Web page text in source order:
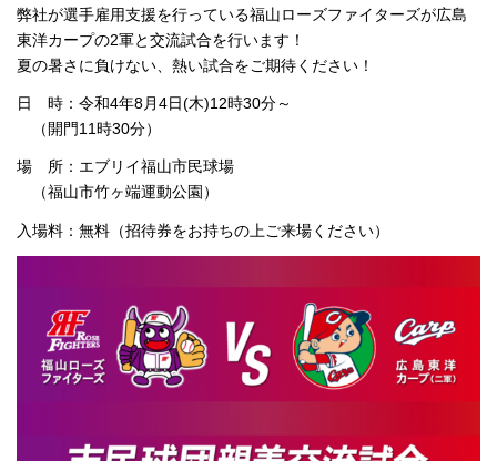
弊社が選手雇用支援を行っている福山ローズファイターズが広島
東洋カープの2軍と交流試合を行います！
夏の暑さに負けない、熱い試合をご期待ください！
日 時：令和4年8月4日(木)12時30分～
（開門11時30分）
場 所：エブリイ福山市民球場
（福山市竹ヶ端運動公園）
入場料：無料（招待券をお持ちの上ご来場ください）